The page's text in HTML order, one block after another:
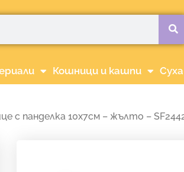
Кошници и кашпи
с панделка 10х7см – жълто –